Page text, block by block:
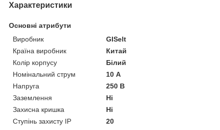
Характеристики
Основні атрибути
Виробник
GISelt
Країна виробник
Китай
Колір корпусу
Білий
Номінальний струм
10 А
Напруга
250 В
Заземлення
Ні
Захисна кришка
Ні
Ступінь захисту IP
20